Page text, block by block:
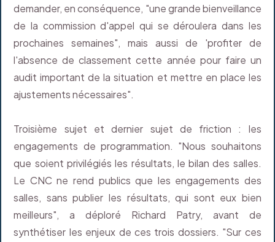
demander, en conséquence, "une grande bienveillance
de la commission d'appel qui se déroulera dans les
prochaines semaines", mais aussi de 'profiter de
l'absence de classement cette année pour faire un
audit important de la situation et mettre en place les
ajustements nécessaires".
Troisième sujet et dernier sujet de friction : les
engagements de programmation. "Nous souhaitons
que soient privilégiés les résultats, le bilan des salles.
Le CNC ne rend publics que les engagements des
salles, sans publier les résultats, qui sont eux bien
meilleurs", a déploré Richard Patry, avant de
synthétiser les enjeux de ces trois dossiers. "Sur ces